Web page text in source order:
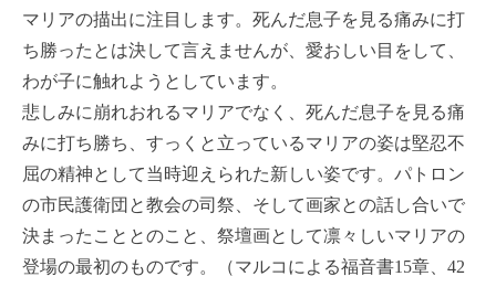
マリアの描出に注目します。死んだ息子を見る痛みに打
ち勝ったとは決して言えませんが、愛おしい目をして、
わが子に触れようとしています。
悲しみに崩れおれるマリアでなく、死んだ息子を見る痛
みに打ち勝ち、すっくと立っているマリアの姿は堅忍不
屈の精神として当時迎えられた新しい姿です。パトロン
の市民護衛団と教会の司祭、そして画家との話し合いで
決まったこととのこと、祭壇画として凛々しいマリアの
登場の最初のものです。（マルコによる福音書15章、42